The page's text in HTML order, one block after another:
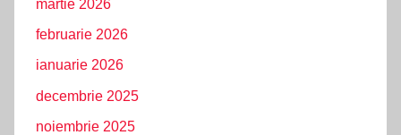
martie 2026
februarie 2026
ianuarie 2026
decembrie 2025
noiembrie 2025